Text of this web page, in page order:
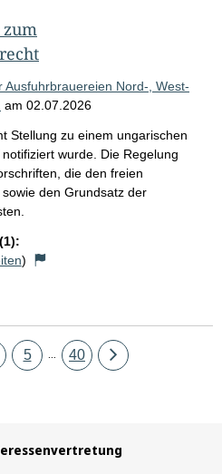
Ausfuhrbrauereien Nord-, West-
am 02.07.2026
Stellung zu einem ungarischen
wurde. Die Regelung
die den freien
den Grundsatz der
)
Seite
5 Seite
40
Eine